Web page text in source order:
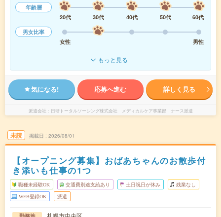
年齢層
20代
30代 40代 50代
60代
男女比率
女性
男性
もっと見る
気になる! 応募へ進む 詳しく見る
派遣会社 日研トータルソーシング株式会社 メディカルケア事業部 ナース派遣
未読 掲載日 2026/08/01
【オープニング募集】おばあちゃんのお散歩付
き添いも仕事の1つ
職種未経験OK 交通費別途支給あり 土日祝日が休み 残業なし
WEB登録OK 派遣
札幌市中央区